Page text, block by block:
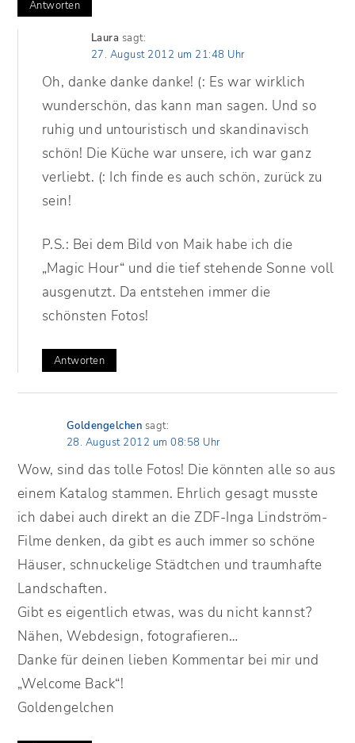
Antworten
Laura sagt:
27. August 2012 um 21:48 Uhr
Oh, danke danke danke! (: Es war wirklich
wunderschön, das kann man sagen. Und so
ruhig und untouristisch und skandinavisch
schön! Die Küche war unsere, ich war ganz
verliebt. (: Ich finde es auch schön, zurück zu
sein!
P.S.: Bei dem Bild von Maik habe ich die
„Magic Hour“ und die tief stehende Sonne voll
ausgenutzt. Da entstehen immer die
schönsten Fotos!
Antworten
Goldengelchen sagt:
28. August 2012 um 08:58 Uhr
Wow, sind das tolle Fotos! Die könnten alle so aus
einem Katalog stammen. Ehrlich gesagt musste
ich dabei auch direkt an die ZDF-Inga Lindström-
Filme denken, da gibt es auch immer so schöne
Häuser, schnuckelige Städtchen und traumhafte
Landschaften.
Gibt es eigentlich etwas, was du nicht kannst?
Nähen, Webdesign, fotografieren…
Danke für deinen lieben Kommentar bei mir und
„Welcome Back“!
Goldengelchen